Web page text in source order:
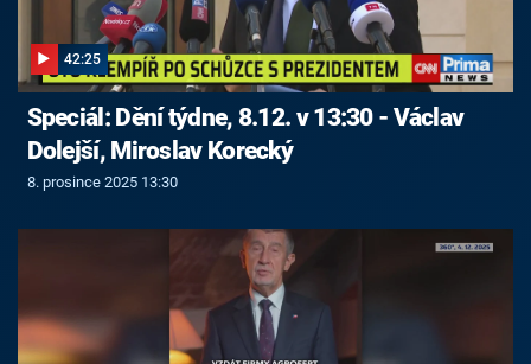
42:25
Speciál: Dění týdne, 8.12. v 13:30 - Václav
Dolejší, Miroslav Korecký
8. prosince 2025 13:30